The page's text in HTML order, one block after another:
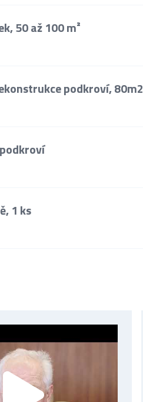
50 až 100 m²
podkroví, 80m2
1 ks